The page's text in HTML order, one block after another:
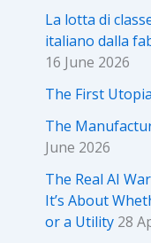
La lotta di
italiano dalla
16 June 2026
The First
The
June 2026
The Real AI
It’s About
or a Utility 28